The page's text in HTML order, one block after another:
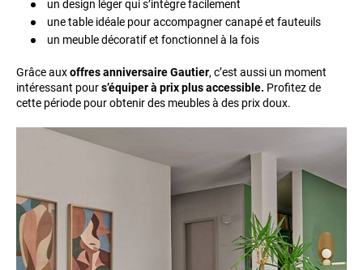
un design léger qui s’intègre facilement
une table idéale pour accompagner canapé et fauteuils
un meuble décoratif et fonctionnel à la fois
Grâce auxoffres anniversaire Gautier, c’est aussi un moment
intéressant pours’équiper à prix plus accessible. Profitez de
cette période pour obtenir des meubles à des prix doux.